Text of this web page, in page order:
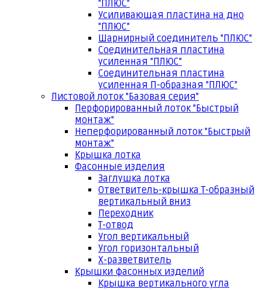
"ПЛЮС"
Усиливающая пластина на дно
"ПЛЮС"
Шарнирный соединитель "ПЛЮС"
Соединительная пластина
усиленная "ПЛЮС"
Соединительная пластина
усиленная П-образная "ПЛЮС"
Листовой лоток "Базовая серия"
Перфорированный лоток "Быстрый
монтаж"
Неперфорированный лоток "Быстрый
монтаж"
Крышка лотка
Фасонные изделия
Заглушка лотка
Ответвитель-крышка Т-образный
вертикальный вниз
Переходник
Т-отвод
Угол вертикальный
Угол горизонтальный
Х-разветвитель
Крышки фасонных изделий
Крышка вертикального угла